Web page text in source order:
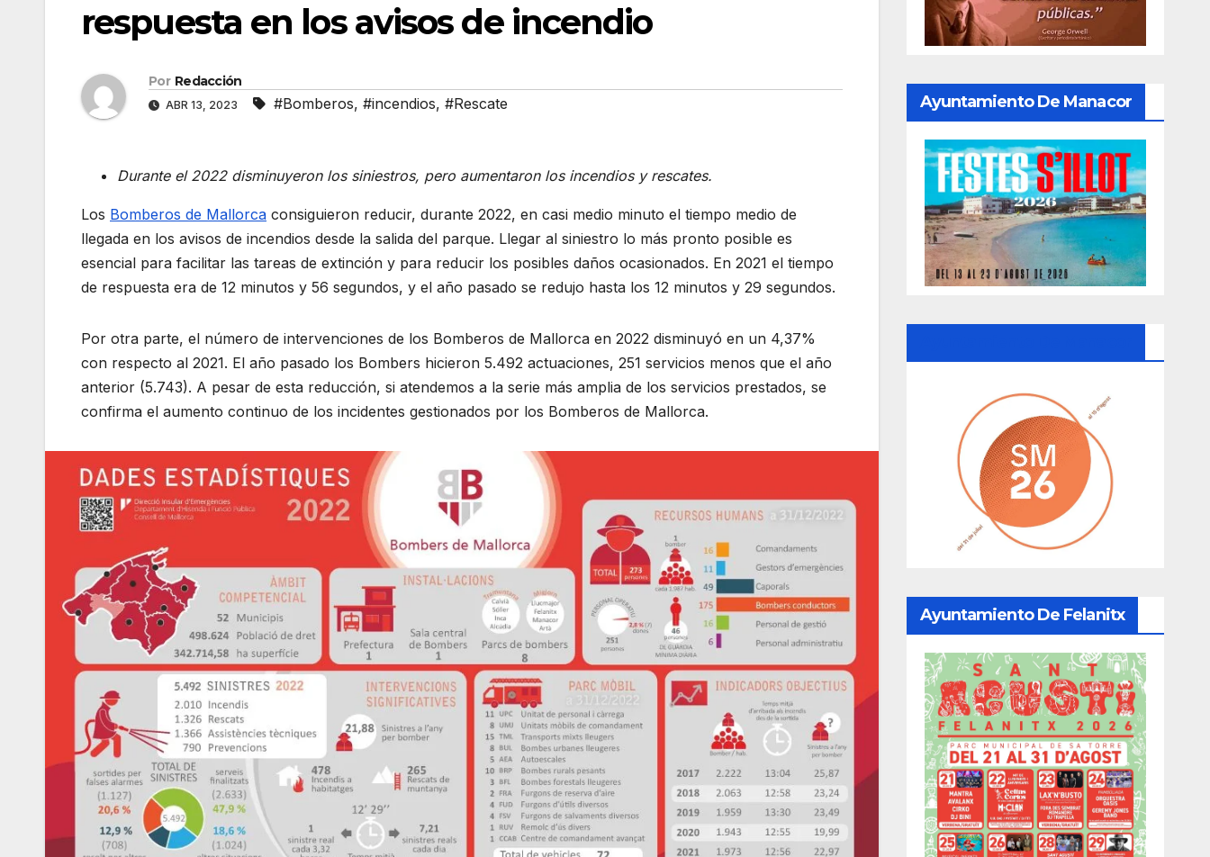
respuesta en los avisos de incendio
Por Redacción
ABR 13, 2023 #Bomberos, #incendios, #Rescate
Durante el 2022 disminuyeron los siniestros, pero aumentaron los incendios y rescates.
Los Bomberos de Mallorca consiguieron reducir, durante 2022, en casi medio minuto el tiempo medio de
llegada en los avisos de incendios desde la salida del parque. Llegar al siniestro lo más pronto posible es
esencial para facilitar las tareas de extinción y para reducir los posibles daños ocasionados. En 2021 el tiempo
de respuesta era de 12 minutos y 56 segundos, y el año pasado se redujo hasta los 12 minutos y 29 segundos.
Por otra parte, el número de intervenciones de los Bomberos de Mallorca en 2022 disminuyó en un 4,37%
con respecto al 2021. El año pasado los Bombers hicieron 5.492 actuaciones, 251 servicios menos que el año
anterior (5.743). A pesar de esta reducción, si atendemos a la serie más amplia de los servicios prestados, se
confirma el aumento continuo de los incidentes gestionados por los Bomberos de Mallorca.
Ayuntamiento De Manacor
Ayuntamiento De Felanitx